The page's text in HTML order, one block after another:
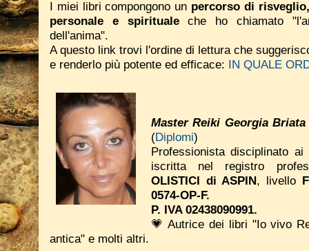
I miei libri compongono un percorso di
personale e spiritualeche ho chiamato
dell'anima".
A questo link trovi l'ordine di lettura che
e renderlo più potente ed efficace: IN QUALE
Master Reiki Georgia Briata
(Diplomi)
Professionista disciplinato
iscritta nel registro
OLISTICI di ASPIN, livello
0574-OP-F.
P. IVA 02438090991.
💗 Autrice dei libri "Io vivo
antica" e molti altri.